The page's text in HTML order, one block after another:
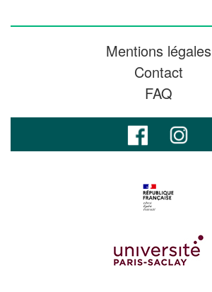
Mentions légales
Contact
FAQ